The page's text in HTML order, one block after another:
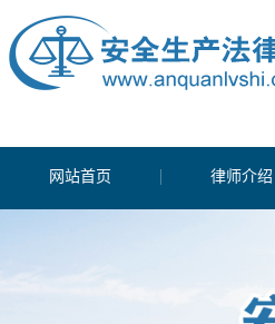
网站首页 律师介绍